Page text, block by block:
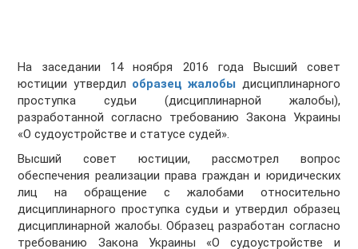
На заседании 14 ноября 2016 года Высший совет
юстиции утвердил образец жалобы дисциплинарного
проступка судьи (дисциплинарной жалобы),
разработанной согласно требованию Закона Украины
«О судоустройстве и статусе судей».
Высший совет юстиции, рассмотрел вопрос
обеспечения реализации права граждан и юридических
лиц на обращение с жалобами относительно
дисциплинарного проступка судьи и утвердил образец
дисциплинарной жалобы. Образец разработан согласно
требованию Закона Украины «О судоустройстве и